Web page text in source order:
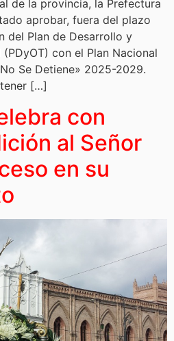
de la provincia, la Prefectura
aprobar, fuera del plazo
del Plan de Desarrollo y
con el Plan Nacional
Se Detiene» 2025-2029.
[…]
con
al Señor
en su